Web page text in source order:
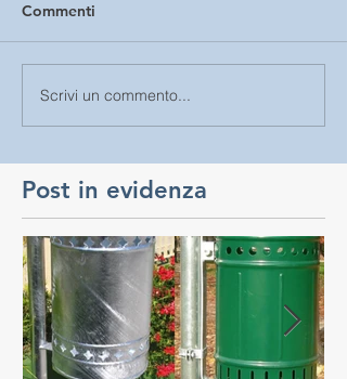
Commenti
Scrivi un commento...
Post in evidenza